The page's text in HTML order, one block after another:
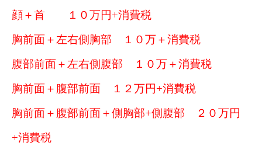
顔＋首 １０万円+消費税
胸前面＋左右側胸部 １０万＋消費税
腹部前面＋左右側腹部 １０万＋消費税
胸前面＋腹部前面 １２万円+消費税
胸前面＋腹部前面＋側胸部+側腹部 ２０万円
+消費税